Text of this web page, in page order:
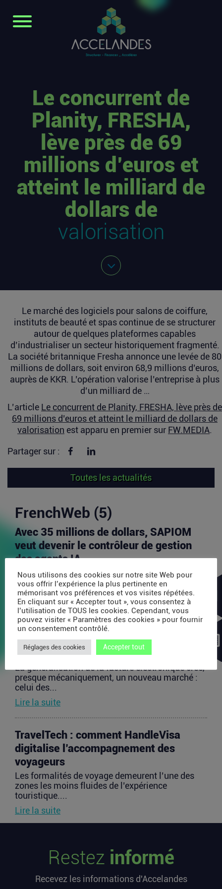
Le concurrent de
Planity, FRESHA,
lève près de 69
millions d’euros et
atteint le milliard de
dollars de
valorisation
Le marché des logiciels pour salons de coiffure,
instituts de beauté et spas continue de se structurer
autour de quelques plateformes capables
d’industrialiser un secteur historiquement fragmenté.
La société britannique Fresha annonce une levée de 80
millions de dollars, soit environ 68,9 millions d’euros,
auprès de KKR. L’opération valorise l’entreprise à plus
d’un milliard de …
L’article Le concurrent de Planity, FRESHA, lève près de
69 millions d’euros et atteint le milliard de dollars de
valorisation est apparu en premier sur FW.MEDIA.
Partager sur : Partager sur Facebook
Toutes les actualités
FrenchWeb (5)
Avec 35 millions de dollars, SAPIOM
veut devenir le contrôleur de gestion
des agents IA
Les agents IA peuvent enchaîner des dizaines
d’appels de modèles, utiliser des outils externes,
acheter...
Lire la suite
PDP : la bataille des plateformes
françaises de la facture électronique
La généralisation de la facture électronique crée,
presque mécaniquement, un nouveau marché :
celui des...
Lire la suite
TravelTech : comment HandleVisa
digitalise l’accompagnement des
voyageurs
Les formalités de voyage demeurent l’une des
zones les moins fluides de l’expérience
touristique....
Lire la suite
de l’argent dans une sortie à 2,25
Après avoir levé près de 1,4 milliard de dollars et
Restez informé
Recevez les informations d'Accelandes
Nous utilisons des cookies sur notre site Web pour
vous offrir l’expérience la plus pertinente en
mémorisant vos préférences et vos visites répétées.
En cliquant sur « Accepter tout », vous consentez à
l’utilisation de TOUS les cookies. Cependant, vous
pouvez visiter « Paramètres des cookies » pour fournir
un consentement contrôlé.
Réglages des cookies Accepter tout